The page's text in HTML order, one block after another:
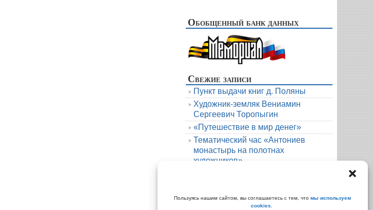
Пользуясь нашим сайтом, вы соглашаетесь с тем, что мы используем
cookies
Обобщенный банк данных
Свежие записи
Пункт выдачи книг д. Поляны
Художник-земляк Вениамин
Сергеевич Торопыгин
«Путешествие в мир денег»
Тематический час «Антониев
монастырь на полотнах
художников»
Архивы